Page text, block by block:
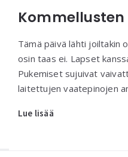
Tämä päivä lähti joiltakin
osin taas ei. Lapset
Pukemiset sujuivat
laitettujen vaatepinojen
Lue lisää